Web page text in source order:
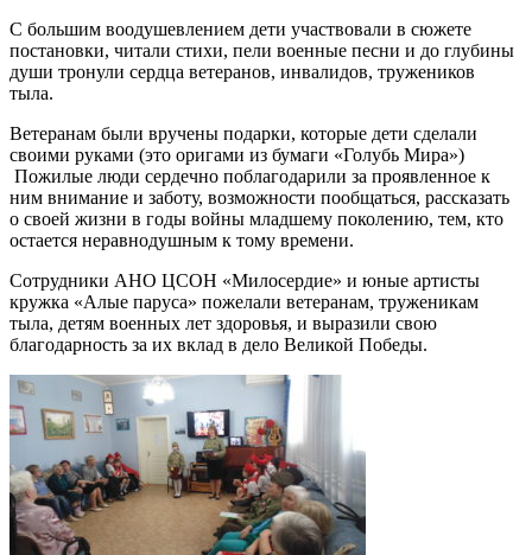
С большим воодушевлением дети участвовали в сюжете
постановки, читали стихи, пели военные песни и до глубины
души тронули сердца ветеранов, инвалидов, тружеников
тыла.
Ветеранам были вручены подарки, которые дети сделали
своими руками (это оригами из бумаги «Голубь Мира»)
Пожилые люди сердечно поблагодарили за проявленное к
ним внимание и заботу, возможности пообщаться, рассказать
о своей жизни в годы войны младшему поколению, тем, кто
остается неравнодушным к тому времени.
Сотрудники АНО ЦСОН «Милосердие» и юные артисты
кружка «Алые паруса» пожелали ветеранам, труженикам
тыла, детям военных лет здоровья, и выразили свою
благодарность за их вклад в дело Великой Победы.